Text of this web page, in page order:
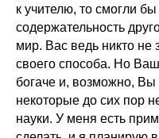
к учителю, то смогли
содержательность
мир. Вас ведь никто не
своего способа. Но
богаче и, возможно, Вы
некоторые до сих пор
науки. У меня есть